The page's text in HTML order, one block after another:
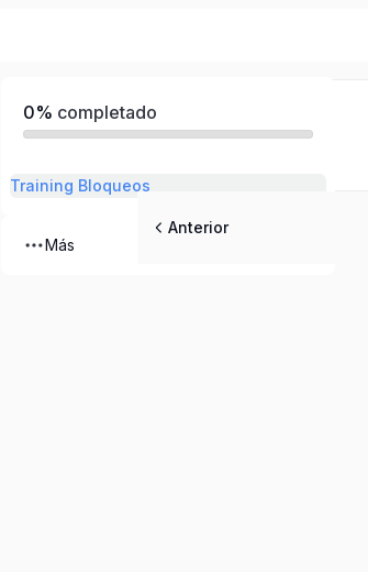
0% completado
Training Bloqueos
Más
Anterior